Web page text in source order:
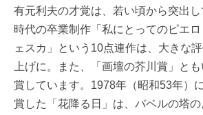
有元利夫の才覚は、若い頃から突出
時代の卒業制作「私にとってのピエ
ェスカ」という10点連作は、大きな
上げに。また、「画壇の芥川賞」と
賞しています。1978年（昭和53年）
賞した「花降る日」は、バベルの塔